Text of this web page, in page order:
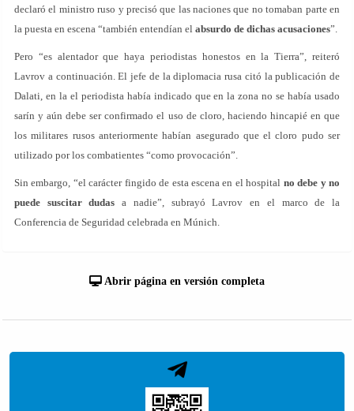
declaró el ministro ruso y precisó que las naciones que no tomaban parte en
la puesta en escena “también entendían el absurdo de dichas acusaciones”.
Pero “es alentador que haya periodistas honestos en la Tierra”, reiteró
Lavrov a continuación. El jefe de la diplomacia rusa citó la publicación de
Dalati, en la el periodista había indicado que en la zona no se había usado
sarín y aún debe ser confirmado el uso de cloro, haciendo hincapié en que
los militares rusos anteriormente habían asegurado que el cloro pudo ser
utilizado por los combatientes “como provocación”.
Sin embargo, “el carácter fingido de esta escena en el hospital no debe y no
puede suscitar dudas a nadie”, subrayó Lavrov en el marco de la
Conferencia de Seguridad celebrada en Múnich.
Abrir página en versión completa